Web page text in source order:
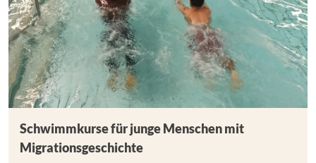
Schwimmkurse für junge Menschen mit
Migrationsgeschichte